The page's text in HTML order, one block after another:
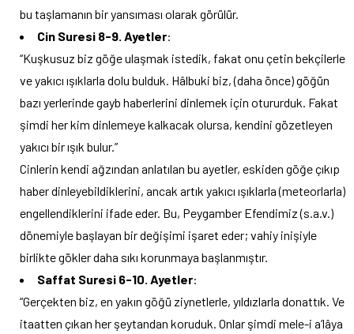
bu taşlamanın bir yansıması olarak görülür.
Cin Suresi 8-9. Ayetler:
“Kuşkusuz biz göğe ulaşmak istedik, fakat onu çetin bekçilerle
ve yakıcı ışıklarla dolu bulduk. Hâlbuki biz, (daha önce) göğün
bazı yerlerinde gayb haberlerini dinlemek için otururduk. Fakat
şimdi her kim dinlemeye kalkacak olursa, kendini gözetleyen
yakıcı bir ışık bulur.”
Cinlerin kendi ağzından anlatılan bu ayetler, eskiden göğe çıkıp
haber dinleyebildiklerini, ancak artık yakıcı ışıklarla (meteorlarla)
engellendiklerini ifade eder. Bu, Peygamber Efendimiz (s.a.v.)
dönemiyle başlayan bir değişimi işaret eder; vahiy inişiyle
birlikte gökler daha sıkı korunmaya başlanmıştır.
Saffat Suresi 6-10. Ayetler:
“Gerçekten biz, en yakın göğü ziynetlerle, yıldızlarla donattık. Ve
itaatten çıkan her şeytandan koruduk. Onlar şimdi mele-i a’lâya